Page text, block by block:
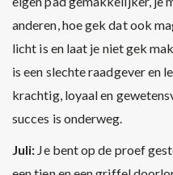
anderen, hoe gek dat ook
licht is en laat je niet gek
is een slechte raadgever en
krachtig, loyaal en
succes is onderweg.
Juli: Je bent op de proef